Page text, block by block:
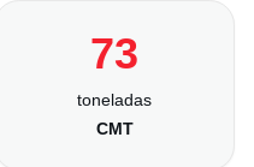
73
toneladas
CMT